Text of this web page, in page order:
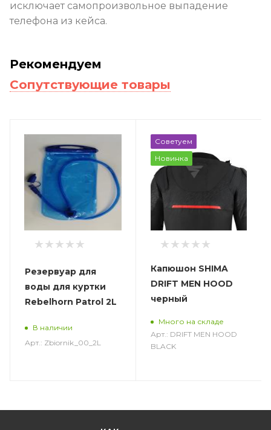
исключает самопроизвольное выпадение
телефона из кейса.
Рекомендуем
Сопутствующие товары
Резервуар для
воды для куртки
Rebelhorn Patrol 2L
В наличии
Арт.: Zbiornik_00_2L
Советуем
Новинка
Капюшон SHIMA
DRIFT MEN HOOD
черный
Много на складе
Арт.: DRIFT MEN HOOD
BLACK